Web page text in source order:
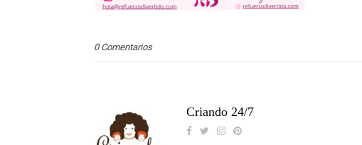
0 Comentarios
Criando 24/7